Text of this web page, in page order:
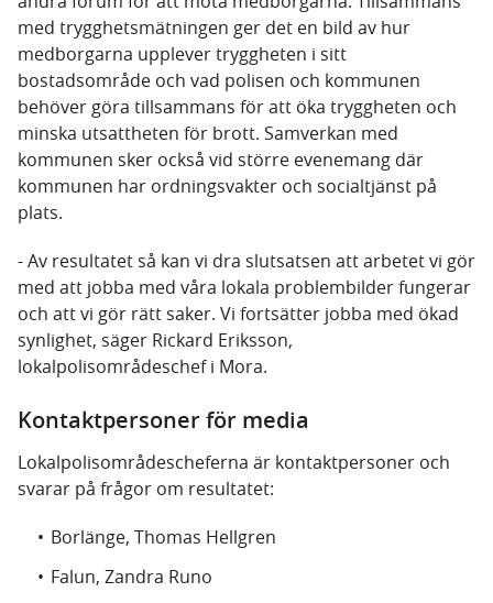
med trygghetsmätningen ger det en bild av hur
medborgarna upplever tryggheten i sitt
bostadsområde och vad polisen och kommunen
behöver göra tillsammans för att öka tryggheten och
minska utsattheten för brott. Samverkan med
kommunen sker också vid större evenemang där
kommunen har ordningsvakter och socialtjänst på
plats.
- Av resultatet så kan vi dra slutsatsen att arbetet vi gör
med att jobba med våra lokala problembilder fungerar
och att vi gör rätt saker. Vi fortsätter jobba med ökad
synlighet, säger Rickard Eriksson,
lokalpolisområdeschef i Mora.
Kontaktpersoner för media
Lokalpolisområdescheferna är kontaktpersoner och
svarar på frågor om resultatet:
Borlänge, Thomas Hellgren
Falun, Zandra Runo